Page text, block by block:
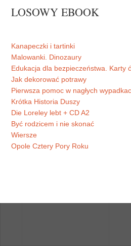
LOSOWY EBOOK
Kanapeczki i tartinki
Malowanki. Dinozaury
Edukacja dla bezpieczeństwa. Karty
Jak dekorować potrawy
Pierwsza pomoc w nagłych
Krótka Historia Duszy
Die Loreley lebt + CD A2
Być rodzicem i nie skonać
Wiersze
Opole Cztery Pory Roku